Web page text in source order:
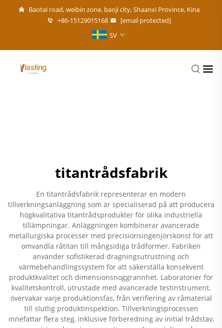
Baotai road, weibin zone, baoji city, Shaanxi Province, Kina
+86-15129015168
[email protected]
SV
titantrådsfabrik
En titantrådsfabrik representerar en modern
tillverkningsanläggning som är specialiserad på att producera
högkvalitativa titantrådsprodukter för olika industriella
tillämpningar. Anläggningen kombinerar avancerade
metallurgiska processer med precisionsingenjörskonst för att
omvandla råtitan till mångsidiga trådformer. Fabriken
använder sofistikerad dragningsutrustning och
värmebehandlingssystem för att säkerställa konsekvent
produktkvalitet och dimensionsnoggrannhet. Laboratorier för
kvalitetskontroll, utrustade med avancerade testinstrument,
övervakar varje produktionsfas, från verifiering av råmaterial
till slutlig produktinspektion. Tillverkningsprocessen
innefattar flera steg, inklusive förberedning av initial trådstav,